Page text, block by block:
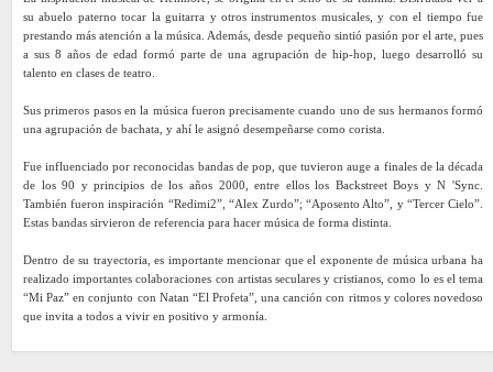
su abuelo paterno tocar la guitarra y otros instrumentos musicales, y con el tiempo fue
prestando más atención a la música. Además, desde pequeño sintió pasión por el arte, pues
a sus 8 años de edad formó parte de una agrupación de hip-hop, luego desarrolló su
talento en clases de teatro.
Sus primeros pasos en la música fueron precisamente cuando uno de sus hermanos formó
una agrupación de bachata, y ahí le asignó desempeñarse como corista.
Fue influenciado por reconocidas bandas de pop, que tuvieron auge a finales de la década
de los 90 y principios de los años 2000, entre ellos los Backstreet Boys y N 'Sync.
También fueron inspiración “Redimi2”, “Alex Zurdo”; “Aposento Alto”, y “Tercer Cielo”.
Estas bandas sirvieron de referencia para hacer música de forma distinta.
Dentro de su trayectoria, es importante mencionar que el exponente de música urbana ha
realizado importantes colaboraciones con artistas seculares y cristianos, como lo es el tema
“Mi Paz” en conjunto con Natan “El Profeta”, una canción con ritmos y colores novedoso
que invita a todos a vivir en positivo y armonía.